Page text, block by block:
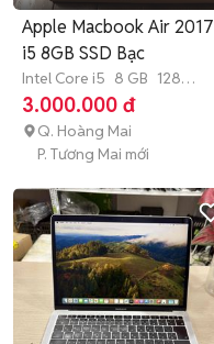
Apple Macbook Air 2017
i5 8GB SSD Bạc
Intel Core i5 8 GB 128
GB SSD
3.000.000 đ
Q. Hoàng Mai
P. Tương Mai mới